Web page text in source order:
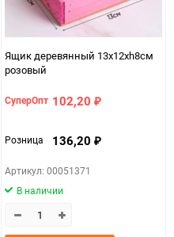
Ящик деревянный 13х12хh8см
розовый
СуперОпт 102,20 ₽
Розница 136,20 ₽
Артикул: 00051371
В наличии